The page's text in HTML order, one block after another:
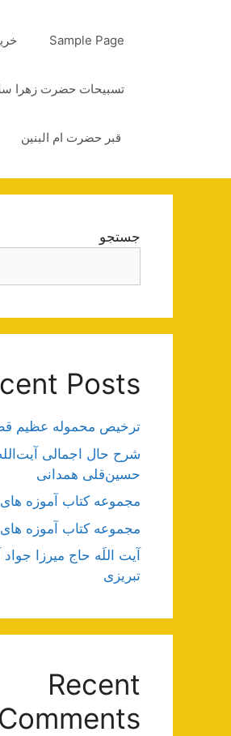
Sample Page
تسبیحات حضرت زهرا
قبر حضرت ام البنین
جستجو
Posts
ترخیص محموله عظیم
شرح حال اجمالی
حسین‌قلی همدانی
مجموعه کتاب آموزه
مجموعه کتاب آموزه
آیت اللَه حاج میرزا
تبریزی
Recent
Comments